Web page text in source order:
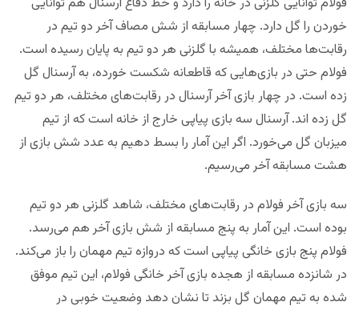
خوردن را گل دارد. چهار مسابقه از شش مصاف آخر دو تیم در
رقابت‌ها مختلف، همیشه با گلزنی هر دو تیم به پایان رسیده است.
فولام حتی در بازی‌هایی که قاطعانه شکست خورده، به آرسنال گل
زده است. در چهار بازی آخر آرسنال در رقابت‌های مختلف، هر دو تیم
گل زده اند. آرسنال سه بازی پیاپی خارج از خانه است که از تیم
میزبان گل می‌خورد. اگر این آمار را بسط دهیم به عدد شش بازی از
هشت مسابقه آخر می‌رسیم.
سه بازی آخر فولام در رقابت‌های مختلف، شاهد گلزنی هر دو تیم
بوده است. این آمار به پنج مسابقه از شش بازی آخر هم می‌رسد.
فولام پنج بازی خانگی پیاپی است که دروازه تیم مهمان را باز می‌کند.
در شانزده مسابقه از هجده بازی آخر خانگی فولام، این تیم موفق
شده به تیم مهمان گل بزند تا نشان دهد وضعیت خوبی در